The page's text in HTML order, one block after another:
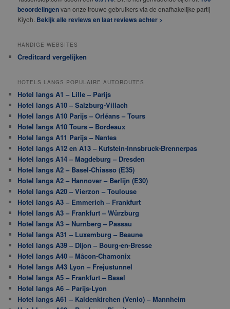
beoordelingenvan onze trouwe gebruikers via de onafhakelijke partij
Kiyoh. Bekijk alle reviews en laat reviews achter >
HANDIGE WEBSITES
Creditcard vergelijken
HOTELS LANGS POPULAIRE AUTOROUTES
Hotel langs A1 – Lille – Parijs
Hotel langs A10 – Salzburg-Villach
Hotel langs A10 Parijs – Orléans – Tours
Hotel langs A10 Tours – Bordeaux
Hotel langs A11 Parijs – Nantes
Hotel langs A12 en A13 – Kufstein-Innsbruck-Brennerpas
Hotel langs A14 – Magdeburg – Dresden
Hotel langs A2 – Basel-Chiasso (E35)
Hotel langs A2 – Hannover – Berlijn (E30)
Hotel langs A20 – Vierzon – Toulouse
Hotel langs A3 – Emmerich – Frankfurt
Hotel langs A3 – Frankfurt – Würzburg
Hotel langs A3 – Nurnberg – Passau
Hotel langs A31 – Luxemburg – Beaune
Hotel langs A39 – Dijon – Bourg-en-Bresse
Hotel langs A40 – Mâcon-Chamonix
Hotel langs A43 Lyon – Frejustunnel
Hotel langs A5 – Frankfurt – Basel
Hotel langs A6 – Parijs-Lyon
Hotel langs A61 – Kaldenkirchen (Venlo) – Mannheim